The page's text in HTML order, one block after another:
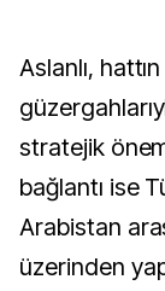
Aslanlı,
stratejik
bağlantı ise
Arabistan
üzerinden